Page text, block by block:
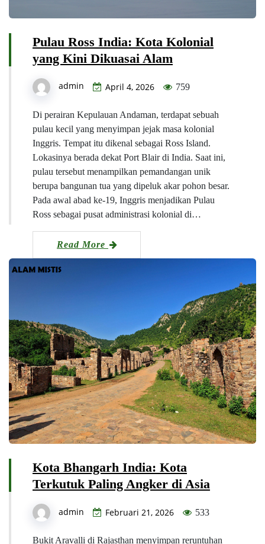
Pulau Ross India: Kota Kolonial
yang Kini Dikuasai Alam
admin April 4, 2026 759
Di perairan Kepulauan Andaman, terdapat sebuah
pulau kecil yang menyimpan jejak masa kolonial
Inggris. Tempat itu dikenal sebagai Ross Island.
Lokasinya berada dekat Port Blair di India. Saat ini,
pulau tersebut menampilkan pemandangan unik
berupa bangunan tua yang dipeluk akar pohon besar.
Pada awal abad ke-19, Inggris menjadikan Pulau
Ross sebagai pusat administrasi kolonial di…
Read More
Kota Bhangarh India: Kota
Terkutuk Paling Angker di Asia
admin Februari 21, 2026 533
Bukit Aravalli di Rajasthan menyimpan reruntuhan